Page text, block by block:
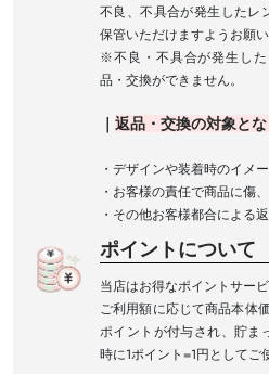
不良、不具合が発生したレ
保管いただけますようお願い
※不良・不具合が発生し
品・交換ができません。
返品 ・ 交換の対象と
・デザインや装着時のイメ
・お客様の責任で商品に傷
・その他お客様都合による返
ポイントについて
当店はお得なポイントサー
ご利用額に応じて商品本体
ポイントが付与され、貯ま
時に1ポイント=1円としてご